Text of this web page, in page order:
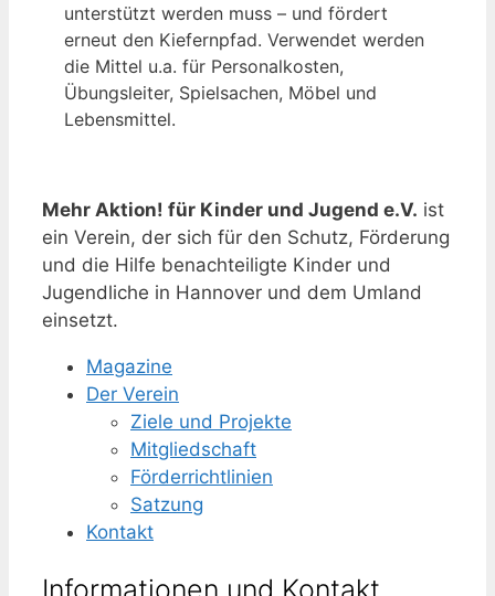
unterstützt werden muss – und fördert
erneut den Kiefernpfad. Verwendet werden
die Mittel u.a. für Personalkosten,
Übungsleiter, Spielsachen, Möbel und
Lebensmittel.
Mehr Aktion! für Kinder und Jugend e.V. ist
ein Verein, der sich für den Schutz, Förderung
und die Hilfe benachteiligte Kinder und
Jugendliche in Hannover und dem Umland
einsetzt.
Magazine
Der Verein
Ziele und Projekte
Mitgliedschaft
Förderrichtlinien
Satzung
Kontakt
Informationen und Kontakt